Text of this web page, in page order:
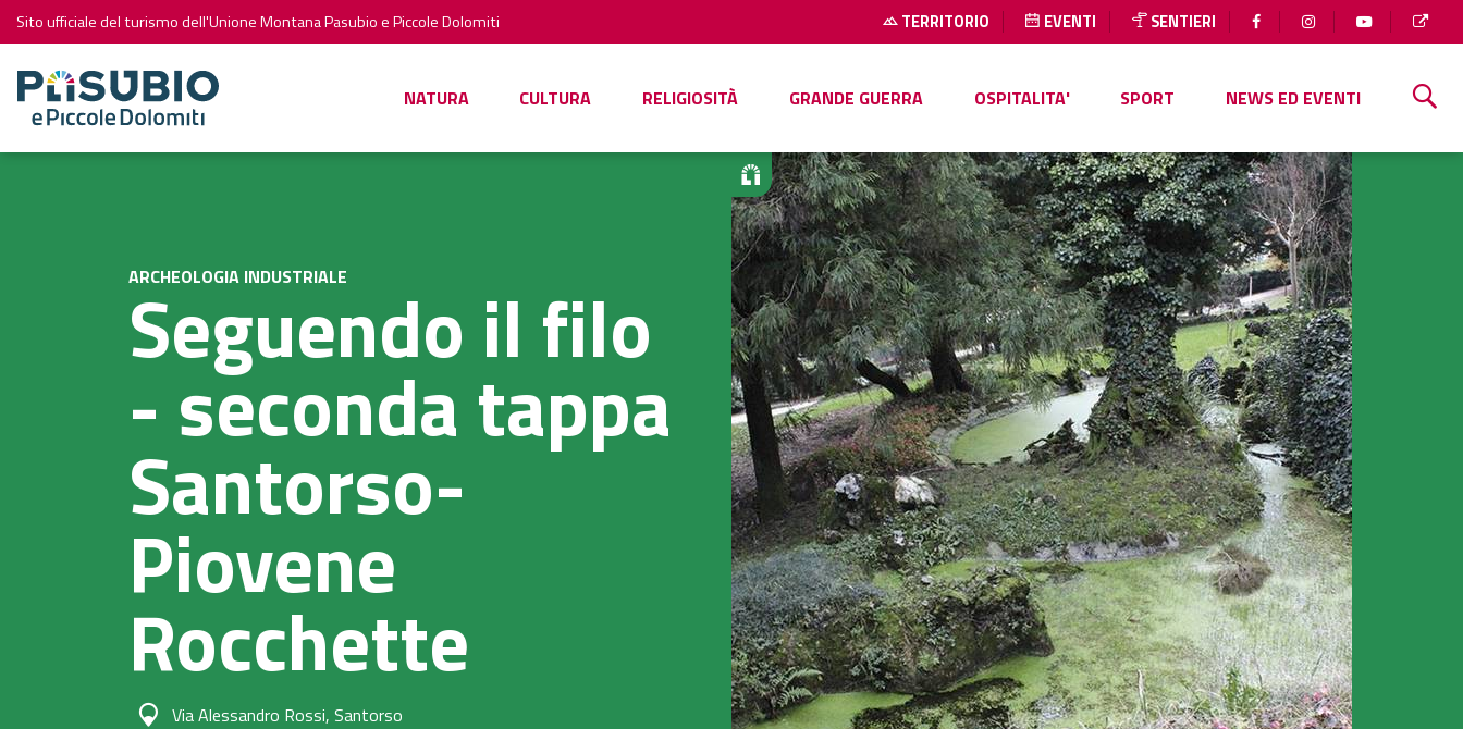
Sito ufficiale del turismo dell'Unione Montana Pasubio e Piccole Dolomiti TERRITORIO EVENTI SENTIERI
NATURA CULTURA RELIGIOSITÀ GRANDE GUERRA OSPITALITA' SPORT NEWS ED EVENTI
ARCHEOLOGIA INDUSTRIALE
Seguendo il filo
- seconda tappa
Santorso-
Piovene
Rocchette
Via Alessandro Rossi, Santorso